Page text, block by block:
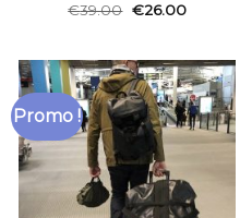
€39.00 €26.00
Promo !